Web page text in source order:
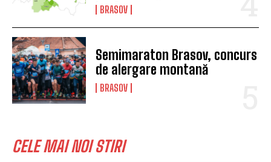
BRASOV
Semimaraton Brasov, concurs
de alergare montană
BRASOV
CELE MAI NOI STIRI